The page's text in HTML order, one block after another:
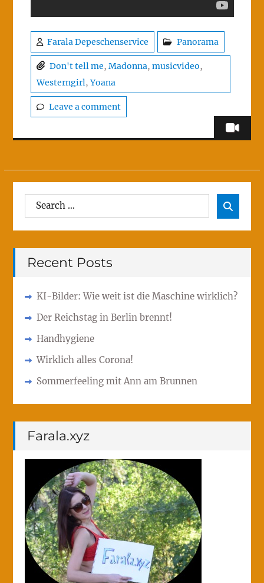
Farala Depeschenservice Panorama
Don't tell me, Madonna, musicvideo,
Westerngirl,Yoana
Leave a comment
Search
for:

Recent Posts
KI-Bilder: Wie weit ist die Maschine wirklich?
Der Reichstag in Berlin brennt!
Handhygiene
Wirklich alles Corona!
Sommerfeeling mit Ann am Brunnen
Farala.xyz